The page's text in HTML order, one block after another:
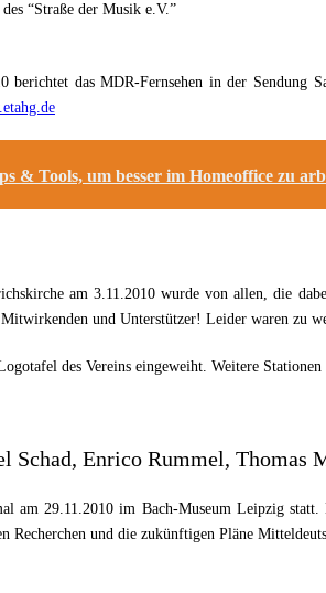
“Straße der Musik e.V.”
berichtet das MDR-Fernsehen in der
& Tools, um besser im Homeoffice zu
am 3.11.2010 wurde von allen, die
und Unterstützer! Leider waren zu
des Vereins eingeweiht. Weitere
Schad, Enrico Rummel, Thomas
am 29.11.2010 im Bach-Museum Leipzig
Recherchen und die zukünftigen Pläne